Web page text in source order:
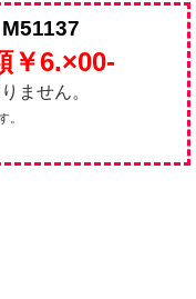
M51137
￥6.×00-
ません。
。